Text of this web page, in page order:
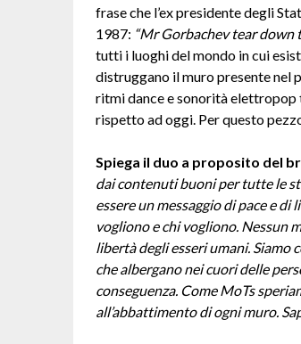
frase che l’ex presidente degli
1987: “Mr Gorbachev tear down
tutti i luoghi del mondo in cui
distruggano il muro presente nel
ritmi dance e sonorità elettropop
rispetto ad oggi. Per questo
Spiega il duo a proposito del
dai contenuti buoni per tutte le
essere un messaggio di pace e
vogliono e chi vogliono. Nessun
libertà degli esseri umani. Siamo
che albergano nei cuori delle
conseguenza. Come MoTs
all’abbattimento di ogni muro.